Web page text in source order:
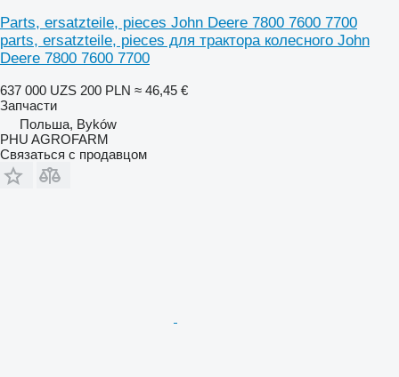
Parts, ersatzteile, pieces John Deere 7800 7600 7700
parts, ersatzteile, pieces для трактора колесного John
Deere 7800 7600 7700
637 000 UZS 200 PLN ≈ 46,45 €
Запчасти
Польша, Byków
PHU AGROFARM
Связаться с продавцом